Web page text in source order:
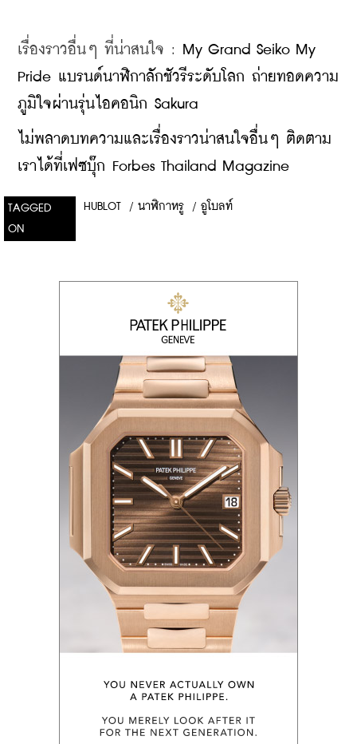
เรื่องราวอื่นๆ ที่น่าสนใจ :
My Grand Seiko My
Pride แบรนด์นาฬิกาลักชัวรีระดับโลก ถ่ายทอดความ
ภูมิใจผ่านรุ่นไอคอนิก Sakura
ไม่พลาดบทความและเรื่องราวน่าสนใจอื่นๆ ติดตาม
เราได้ที่เฟซบุ๊ก Forbes Thailand Magazine
TAGGED
ON
HUBLOT / นาฬิกาหรู / อูโบลท์